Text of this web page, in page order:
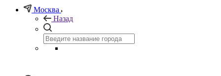
Москва
Назад